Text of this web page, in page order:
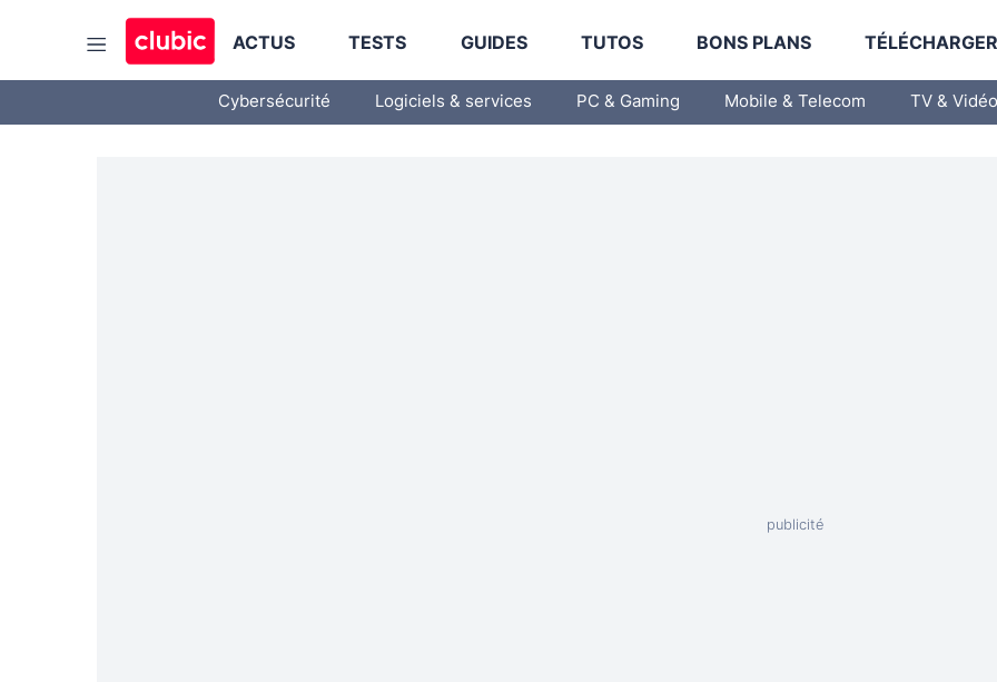
ACTUS TESTS GUIDES TUTOS BONS PLANS
Cybersécurité Logiciels & services PC & Gaming Mobile & Telecom TV & Vidéo